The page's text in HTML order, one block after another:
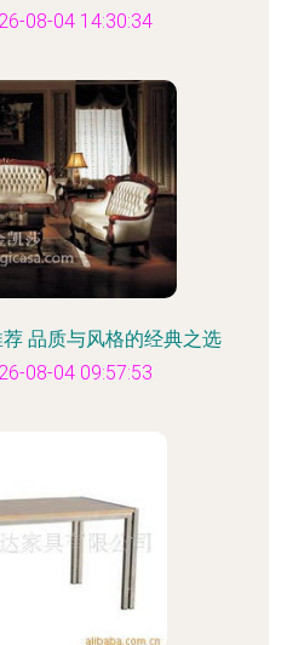
08-04 14:30:34
品质与风格的经典之选
08-04 09:57:53